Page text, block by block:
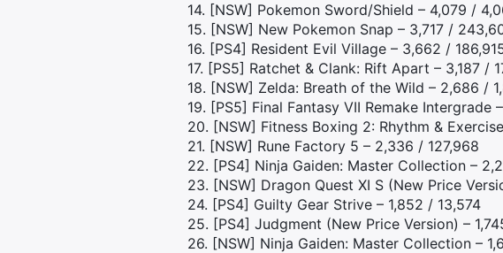
14. [NSW] Pokemon Sword/Shield – 4,079 /
15. [NSW] New Pokemon Snap – 3,717 /
16. [PS4] Resident Evil Village – 3,662 /
17. [PS5] Ratchet & Clank: Rift Apart – 3,187 /
18. [NSW] Zelda: Breath of the Wild – 2,686 /
19. [PS5] Final Fantasy VII Remake Intergrade
20. [NSW] Fitness Boxing 2: Rhythm &
21. [NSW] Rune Factory 5 – 2,336 / 127,968
22. [PS4] Ninja Gaiden: Master Collection –
23. [NSW] Dragon Quest XI S (New Price
24. [PS4] Guilty Gear Strive – 1,852 / 13,574
25. [PS4] Judgment (New Price Version) –
26. [NSW] Ninja Gaiden: Master Collection –